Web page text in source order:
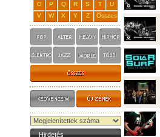
O
P Q R S T
U
V
W X Y Z Összes
Hirdetés